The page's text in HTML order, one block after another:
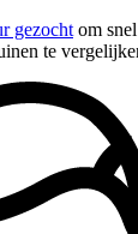
gezocht om
te